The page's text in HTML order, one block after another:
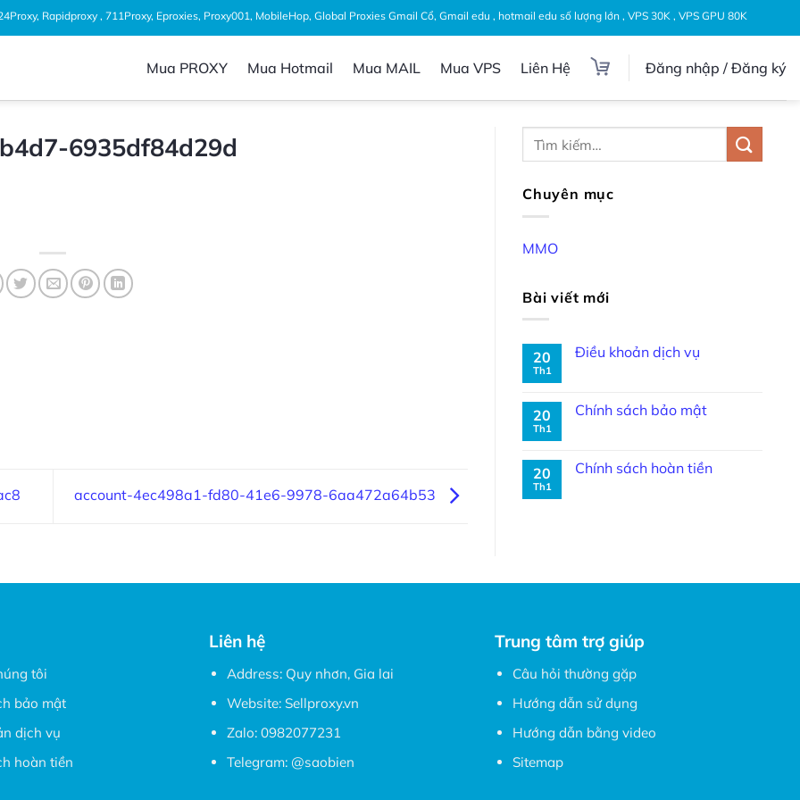
Rapidproxy , 711Proxy, Eproxies, Proxy001, MobileHop, Global Proxies Gmail Cổ, Gmail edu , hotmail edu số lượng lớn , VPS 30K , VPS GPU 80K
Mua PROXY Mua Hotmail Mua MAIL Mua VPS Liên Hệ Đăng nhập / Đăng ký
6935df84d29d
account-4ec498a1-fd80-41e6-9978-6aa472a64b53
Chuyên mục
MMO
Bài viết mới
20
Th1
Điều khoản dịch vụ
20
Th1
Chính sách bảo mật
20
Th1
Chính sách hoàn tiền
tôi
bảo mật
dịch vụ
hoàn tiền
Liên hệ
Address: Quy nhơn, Gia lai
Website: Sellproxy.vn
Zalo: 0982077231
Telegram: @saobien
Trung tâm trợ giúp
Câu hỏi thường gặp
Hướng dẫn sử dụng
Hướng dẫn bằng video
Sitemap